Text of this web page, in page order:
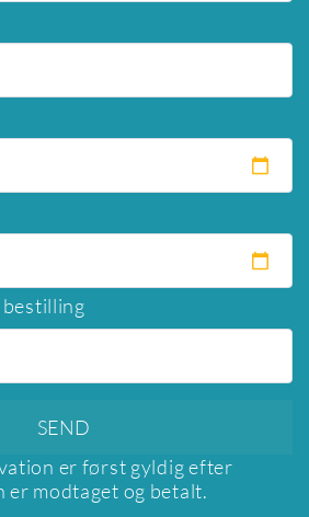
er først gyldig efter
modtaget og betalt.